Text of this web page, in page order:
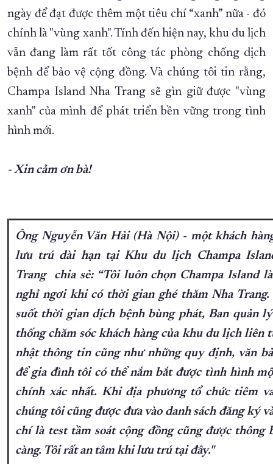
ngày để đạt được thêm một tiêu chí “xanh” nữa - đó
chính là "vùng xanh". Tính đến hiện nay, khu du lịch
vẫn đang làm rất tốt công tác phòng chống dịch
bệnh để bảo vệ cộng đồng. Và chúng tôi tin rằng,
Champa Island Nha Trang sẽ gìn giữ được "vùng
xanh" của mình để phát triển bền vững trong tình
hình mới.
- Xin cảm ơn bà!
Ông Nguyễn Văn Hải (Hà Nội) - một khách
lưu trú dài hạn tại Khu du lịch Champa
Trang chia sẻ: “Tôi luôn chọn Champa Island
nghỉ ngơi khi có thời gian ghé thăm Nha Trang.
suốt thời gian dịch bệnh bùng phát, Ban quản
thống chăm sóc khách hàng của khu du lịch liên
nhật thông tin cũng như những quy định, văn
để gia đình tôi có thể nắm bắt được tình hình
chính xác nhất. Khi địa phương tổ chức tiêm
chúng tôi cũng được đưa vào danh sách đăng ký
chí là test tầm soát cộng đồng cũng được thông
càng. Tôi rất an tâm khi lưu trú tại đây."